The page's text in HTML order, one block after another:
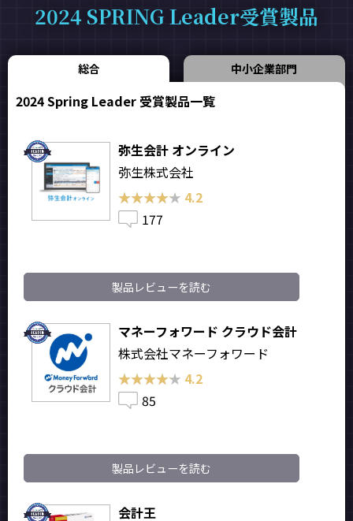
2024 SPRING Leader受賞製品
総合 中小企業部門
2024 Spring Leader 受賞製品一覧
弥生会計 オンライン
弥生株式会社
★★★★★
★★★★★ 4.2
177
製品レビューを読む
マネーフォワード クラウド会計
株式会社マネーフォワード
★★★★★
★★★★★ 4.2
85
製品レビューを読む
会計王